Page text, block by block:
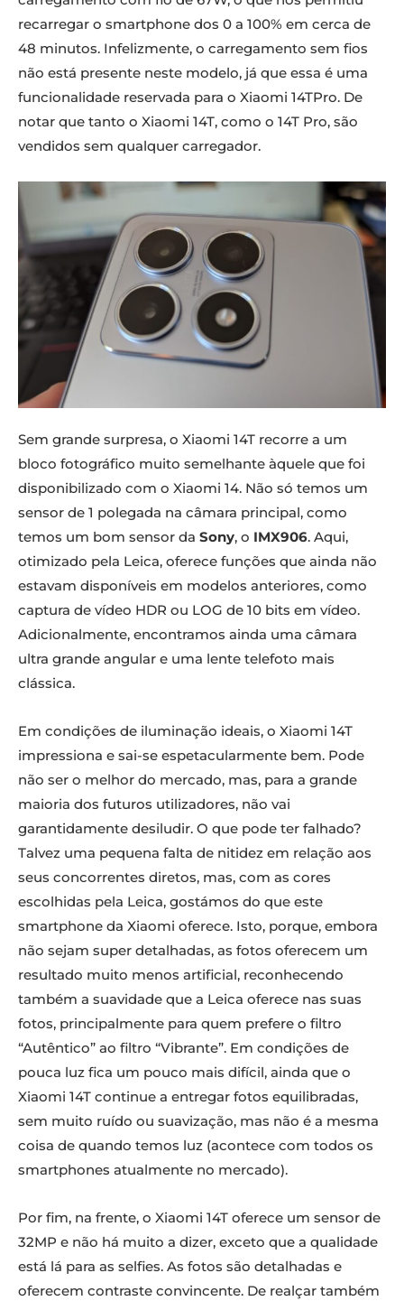
recarregar o smartphone dos 0 a 100% em cerca de
48 minutos. Infelizmente, o carregamento sem fios
não está presente neste modelo, já que essa é uma
funcionalidade reservada para o Xiaomi 14TPro. De
notar que tanto o Xiaomi 14T, como o 14T Pro, são
vendidos sem qualquer carregador.
Sem grande surpresa, o Xiaomi 14T recorre a um
bloco fotográfico muito semelhante àquele que foi
disponibilizado com o Xiaomi 14. Não só temos um
sensor de 1 polegada na câmara principal, como
temos um bom sensor da Sony, o IMX906. Aqui,
otimizado pela Leica, oferece funções que ainda não
estavam disponíveis em modelos anteriores, como
captura de vídeo HDR ou LOG ​​de 10 bits em vídeo.
Adicionalmente, encontramos ainda uma câmara
ultra grande angular e uma lente telefoto mais
clássica.
Em condições de iluminação ideais, o Xiaomi 14T
impressiona e sai-se espetacularmente bem. Pode
não ser o melhor do mercado, mas, para a grande
maioria dos futuros utilizadores, não vai
garantidamente desiludir. O que pode ter falhado?
Talvez uma pequena falta de nitidez em relação aos
seus concorrentes diretos, mas, com as cores
escolhidas pela Leica, gostámos do que este
smartphone da Xiaomi oferece. Isto, porque, embora
não sejam super detalhadas, as fotos oferecem um
resultado muito menos artificial, reconhecendo
também a suavidade que a Leica oferece nas suas
fotos, principalmente para quem prefere o filtro
“Autêntico” ao filtro “Vibrante”. Em condições de
pouca luz fica um pouco mais difícil, ainda que o
Xiaomi 14T continue a entregar fotos equilibradas,
sem muito ruído ou suavização, mas não é a mesma
coisa de quando temos luz (acontece com todos os
smartphones atualmente no mercado).
Por fim, na frente, o Xiaomi 14T oferece um sensor de
32MP e não há muito a dizer, exceto que a qualidade
está lá para as selfies. As fotos são detalhadas e
oferecem contraste convincente. De realçar também